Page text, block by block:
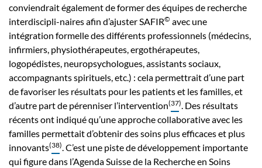
conviendrait également de former des équipes de recherche
interdiscipli-naires afin d’ajuster SAFIR© avec une
intégration formelle des différents professionnels (médecins,
infirmiers, physiothérapeutes, ergothérapeutes,
logopédistes, neuropsychologues, assistants sociaux,
accompagnants spirituels, etc.) : cela permettrait d’une part
de favoriser les résultats pour les patients et les familles, et
d’autre part de pérenniser l’intervention(37). Des résultats
récents ont indiqué qu’une approche collaborative avec les
familles permettait d’obtenir des soins plus efficaces et plus
innovants(38). C’est une piste de développement importante
qui figure dans l’Agenda Suisse de la Recherche en Soins